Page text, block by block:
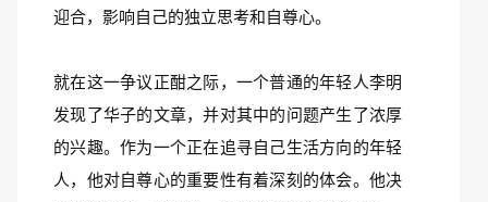
迎合，影响自己的独立思考和自尊心。
就在这一争议正酣之际，一个普通的年轻人李明
发现了华子的文章，并对其中的问题产生了浓厚
的兴趣。作为一个正在追寻自己生活方向的年轻
人，他对自尊心的重要性有着深刻的体会。他决